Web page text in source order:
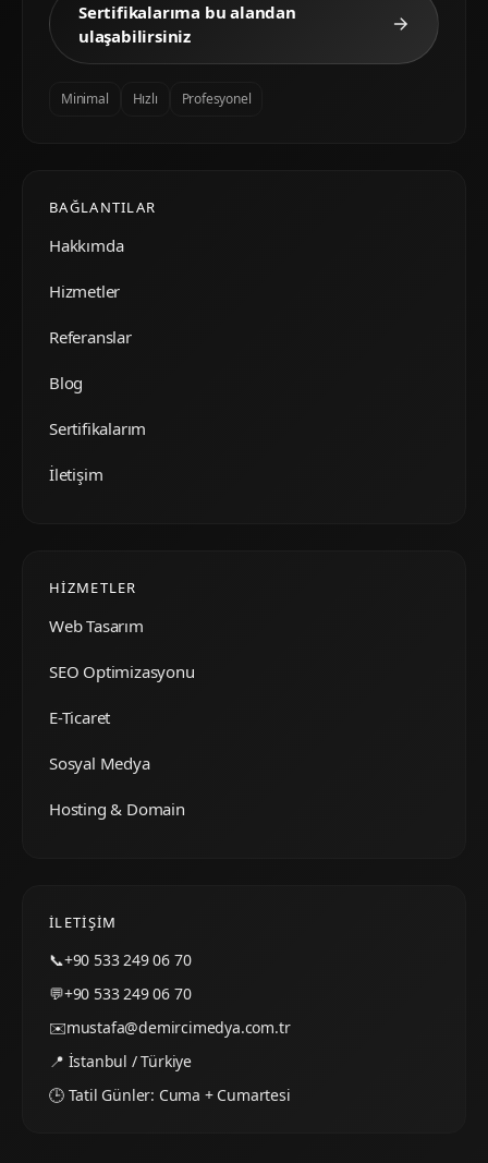
Sertifikalarıma bu alandan
ulaşabilirsiniz
Minimal Hızlı Profesyonel
BAĞLANTILAR
Hakkımda
Hizmetler
Referanslar
Blog
Sertifikalarım
İletişim
HIZMETLER
Web Tasarım
SEO Optimizasyonu
E-Ticaret
Sosyal Medya
Hosting & Domain
İLETIŞIM
📞+90 533 249 06 70
💬+90 533 249 06 70
✉️mustafa@demircimedya.com.tr
📍 İstanbul / Türkiye
🕒 Tatil Günler: Cuma + Cumartesi